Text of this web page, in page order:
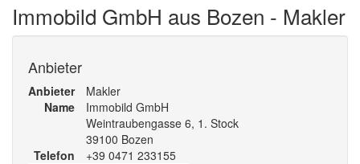
Immobild GmbH aus Bozen - Makler
Anbieter
Anbieter
Makler
Name
Immobild GmbH
Weintraubengasse 6, 1. Stock
39100 Bozen
Telefon
+39 0471 233155